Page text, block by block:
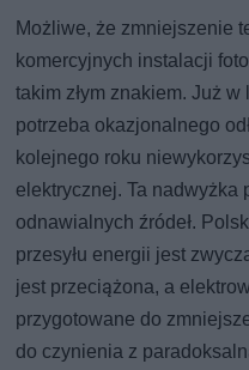
Możliwe, że zmniejszenie
komercyjnych instalacji
takim złym znakiem. Już
potrzeba okazjonalnego
kolejnego roku
elektrycznej. Ta nadwyżka
odnawialnych źródeł.
przesyłu energii jest
jest przeciążona, a
przygotowane do
do czynienia z